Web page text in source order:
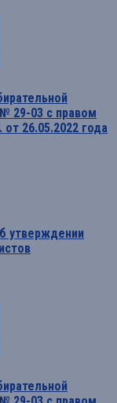
29-03 с правом
26.05.2022 года
утверждении